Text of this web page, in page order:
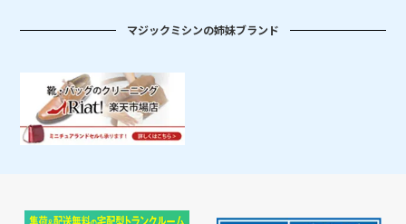
マジックミシンの姉妹ブランド